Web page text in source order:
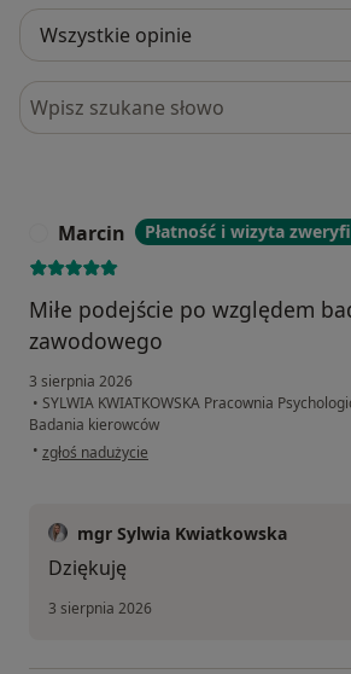
Szukaj w opiniach
Marcin Płatność i wizyta
Miłe podejście po względem
zawodowego
3 sierpnia 2026
• SYLWIA KWIATKOWSKA Pracownia
Badania kierowców
• w opinii użytkownika Marcin
zgłoś nadużycie
mgr Sylwia Kwiatkowska
Dziękuję
3 sierpnia 2026